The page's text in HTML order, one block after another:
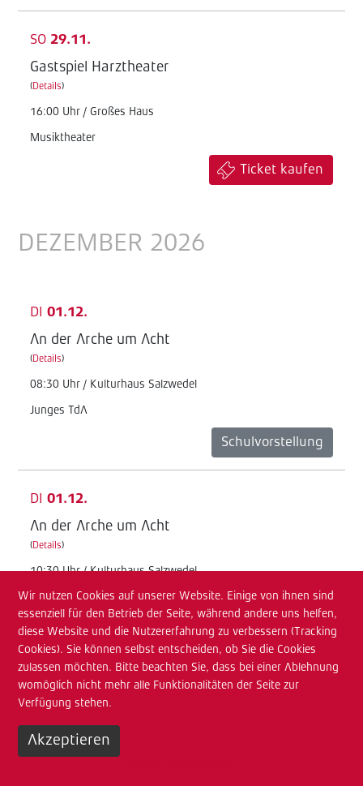
SO 29.11.
Gastspiel Harztheater
(Details)
16:00 Uhr / Großes Haus
Musiktheater
Ticket kaufen
DEZEMBER 2026
DI 01.12.
An der Arche um Acht
(Details)
08:30 Uhr / Kulturhaus Salzwedel
Junges TdA
Schulvorstellung
DI 01.12.
An der Arche um Acht
(Details)
10:30 Uhr / Kulturhaus Salzwedel
Junges TdA
Schulvorstellung
MI 02.12.
An der Arche um Acht
(Details
08:30 Uhr / Kulturhaus Salzwedel
Wir nutzen Cookies auf unserer Website. Einige von ihnen sind
essenziell für den Betrieb der Seite, während andere uns helfen,
diese Website und die Nutzererfahrung zu verbessern (Tracking
Cookies). Sie können selbst entscheiden, ob Sie die Cookies
zulassen möchten. Bitte beachten Sie, dass bei einer Ablehnung
womöglich nicht mehr alle Funktionalitäten der Seite zur
Verfügung stehen.
Akzeptieren